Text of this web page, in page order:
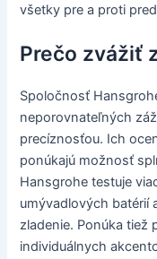
všetky pre a proti
Prečo zvážiť
Spoločnosť
neporovnateľných
precíznosťou. Ich
ponúkajú možnosť
Hansgrohe testuje
umývadlových batérií
zladenie. Ponúka tiež
individuálnych